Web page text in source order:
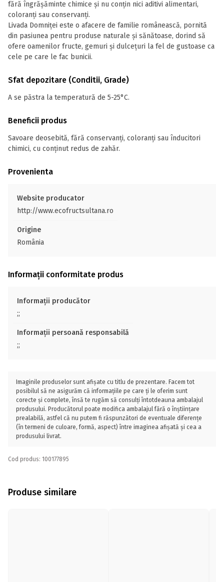
fără îngrășăminte chimice și nu conțin nici aditivi alimentari,
coloranți sau conservanți.
Livada Domniței este o afacere de familie românească, pornită
din pasiunea pentru produse naturale și sănătoase, dorind să
ofere oamenilor fructe, gemuri și dulcețuri la fel de gustoase ca
cele pe care le fac bunicii.
Sfat depozitare (Conditii, Grade)
A se păstra la temperatură de 5-25°C.
Beneficii produs
Savoare deosebită, fără conservanți, coloranți sau înducitori
chimici, cu conținut redus de zahăr.
Provenienta
Website producator
http://www.ecofructsultana.ro
Origine
România
Informații conformitate produs
Informații producător
;;
Informații persoană responsabilă
;;
Imaginile produselor sunt afișate cu titlu de prezentare. Facem tot
posibilul să ne asigurăm că informațiile pe care ți le oferim sunt
corecte și complete, însă te rugăm să consulți întotdeauna ambalajul
produsului. Producătorul poate modifica ambalajul fără o înștiințare
prealabilă, astfel că nu putem fi răspunzători de eventuale diferențe
(în termeni de culoare, formă, aspect) între imaginea afișată și cea a
produsului livrat.
Cod produs: 100177895
Produse similare